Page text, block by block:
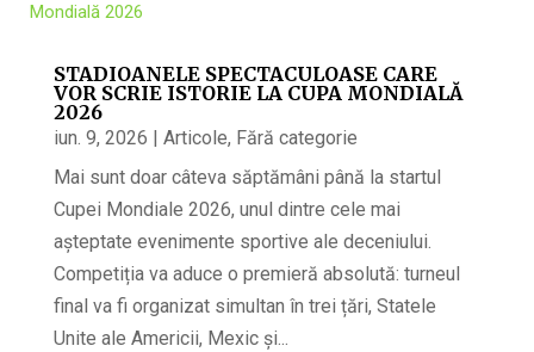
STADIOANELE SPECTACULOASE CARE
VOR SCRIE ISTORIE LA CUPA MONDIALĂ
2026
iun. 9, 2026 | Articole, Fără categorie
Mai sunt doar câteva săptămâni până la startul
Cupei Mondiale 2026, unul dintre cele mai
așteptate evenimente sportive ale deceniului.
Competiția va aduce o premieră absolută: turneul
final va fi organizat simultan în trei țări, Statele
Unite ale Americii, Mexic și...